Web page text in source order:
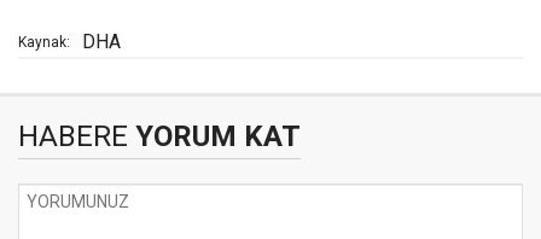
Kaynak: DHA
HABERE YORUM KAT